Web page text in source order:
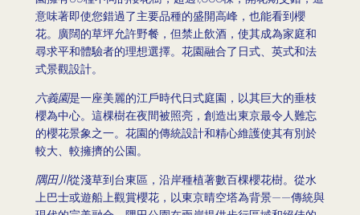
意味著即使您錯過了主要品種的盛開高峰，也能看到櫻
花。廣闊的草坪允許野餐，但禁止飲酒，使其成為家庭和
尋求平和體驗者的理想選擇。花園融合了日式、英式和法
式景觀設計。
六義園是一座美麗的江戶時代日式庭園，以其巨大的垂枝
櫻為中心。這棵樹在夜間被照亮，創造出東京最令人難忘
的櫻花景象之一。花園的傳統設計和精心維護使其有別於
較大、較擁擠的公園。
隅田川從淺草到台東區，沿岸種植著數百棵櫻花樹。從水
上巴士或遊船上觀賞櫻花，以東京晴空塔為背景——傳統與